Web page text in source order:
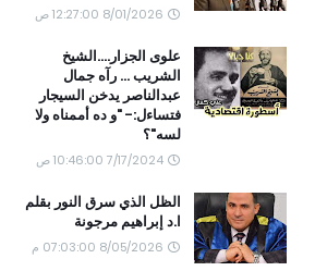
8/01/2026 12:27:00 ص
علوى الجزار....الشيخ
الشريب ... رآه جمال
عبدالناصر يدخن السيجار
فتساءل:- "و ده أممناه ولا
لسه"؟
7/17/2024 10:46:00 ص
الظل الذي سرق النور بقلم
ا.د إبراهيم مرجونة
8/05/2026 07:03:00 م